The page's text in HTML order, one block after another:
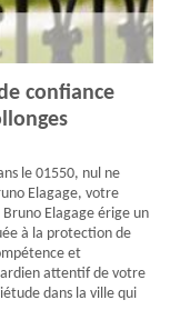
confiance
le 01550, nul ne
Elagage, votre
Elagage érige un
à la protection de
et
attentif de votre
dans la ville qui